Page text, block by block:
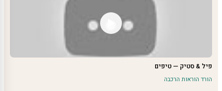
פיל & סטיק — טיפים
הורד הוראות הרכבה